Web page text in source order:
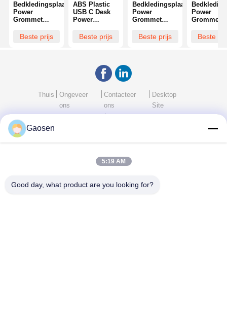
Bedkledingsplaats
Power
Grommet
20W USBA
USBC Fast
Beste prijs
ABS Plastic
USB C Desk
Power
Socket 82mm
Dia 240V
Beste prijs
Bedkledingsplaats
Power
Grommet
20W USBA
USBC Fast
Beste prijs
Power
Grommet
20W USBA
Beste
Thuis
Ongeveer
ons
Contacteer
ons
Desktop
Site
Kwaliteit
Shenzhen Gaost Hardware Co.,Ltd. All Rights Reserved.
Gaosen
5:19 AM
Good day, what product are you looking for?